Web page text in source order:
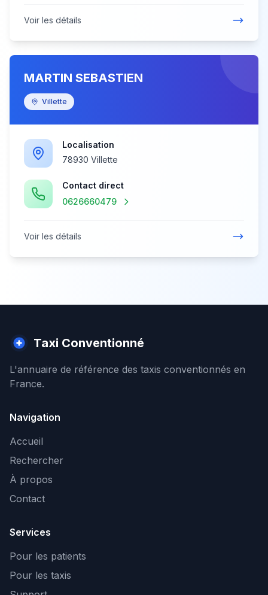
Voir les détails
MARTIN SEBASTIEN
Villette
Localisation
78930 Villette
Contact direct
0626660479
Voir les détails
Taxi Conventionné
L'annuaire de référence des taxis conventionnés en
France.
Navigation
Accueil
Rechercher
À propos
Contact
Services
Pour les patients
Pour les taxis